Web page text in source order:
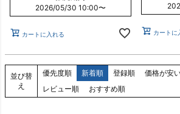
2026/05/30 10:00〜
カートに入れる カートに
並び替
え
優先度順 新着順 登録順 価格が安
レビュー順
おすすめ順